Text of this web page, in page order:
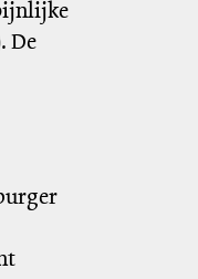
De